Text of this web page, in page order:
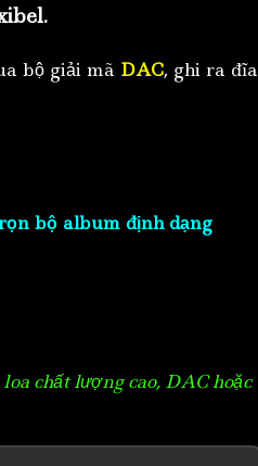
bộ giải mã DAC, ghi ra đĩa
bộ album định dạng
chất lượng cao, DAC hoặc